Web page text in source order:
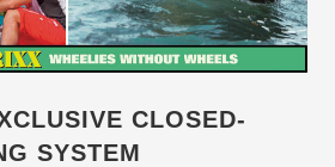
CLOSED-
SYSTEM